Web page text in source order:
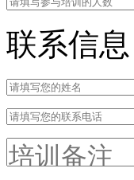
联系信息